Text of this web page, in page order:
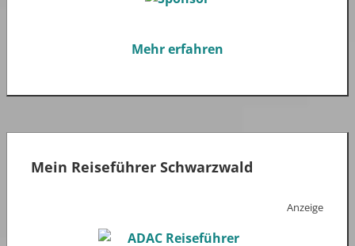
Mehr erfahren
Mein Reiseführer Schwarzwald
Anzeige